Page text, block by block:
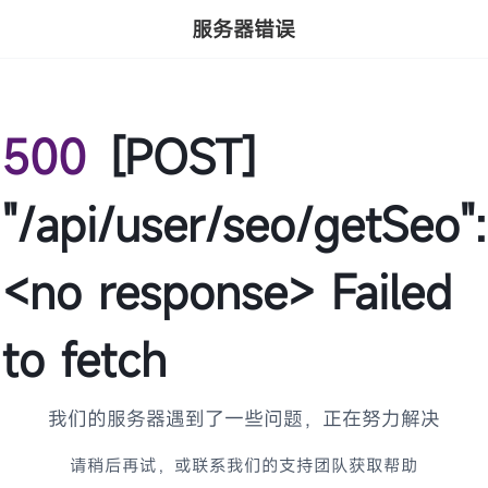
服务器错误
500 [POST]
"/api/user/seo/getSeo":
<no response> Failed
to fetch
我们的服务器遇到了一些问题，正在努力解决
请稍后再试，或联系我们的支持团队获取帮助